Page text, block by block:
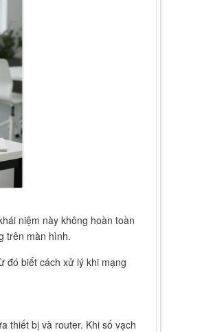
niệm này không hoàn toàn
trên màn hình.
đó biết cách xử lý khi mạng
thiết bị và router. Khi số vạch